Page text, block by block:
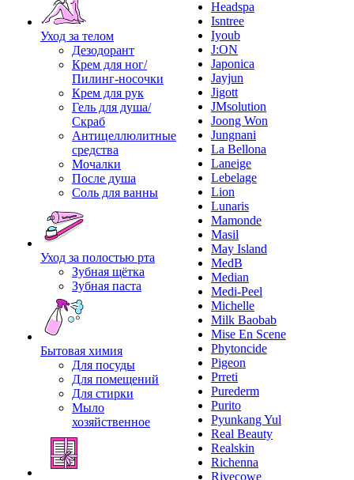
Уход за телом
Дезодорант
Крем для ног/
Пилинг-носочки
Крем для рук
Гель для душа/
Скраб
Антицеллюлитные
средства
Мочалки
После душа
Соль для ванны
Уход за полостью рта
Зубная щётка
Зубная паста
Бытовая химия
Для посуды
Для помещений
Для стирки
Мыло
хозяйственное
Headspa
Isntree
Iyoub
J:ON
Japonica
Jayjun
Jigott
JMsolution
Joong Won
Jungnani
La Bellona
Laneige
Lebelage
Lion
Lunaris
Mamonde
Masil
May Island
MedB
Median
Medi-Peel
Michelle
Milk Baobab
Mise En Scene
Phytoncide
Pigeon
Prreti
Purederm
Purito
Pyunkang Yul
Real Beauty
Realskin
Richenna
Rivecowe